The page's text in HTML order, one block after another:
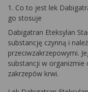
1. Co to jest lek
go stosuje
Dabigatran Eteksylan
substancję czynną i
przeciwzakrzepowymi.
substancji w
zakrzepów krwi.